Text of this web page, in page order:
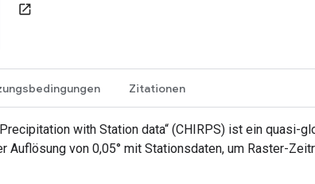
open_in_new
Zitationen
with Station data“ (CHIRPS) ist ein
von 0,05° mit Stationsdaten, um Raster-